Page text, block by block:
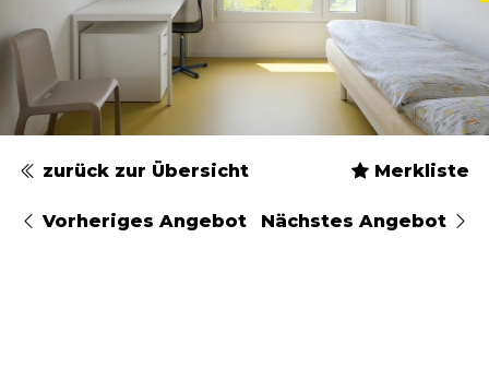
zurück zur Übersicht Merkliste
Vorheriges Angebot Nächstes Angebot